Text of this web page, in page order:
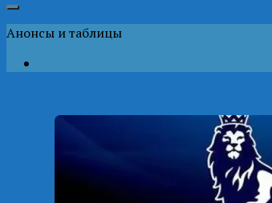
Анонсы и таблицы